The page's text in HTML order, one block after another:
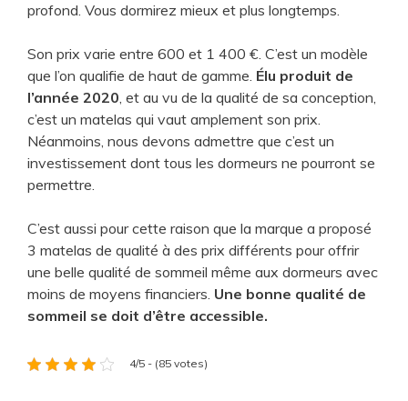
profond. Vous dormirez mieux et plus longtemps.
Son prix varie entre 600 et 1 400 €. C’est un modèle
que l’on qualifie de haut de gamme. Élu produit de
l’année 2020, et au vu de la qualité de sa conception,
c’est un matelas qui vaut amplement son prix.
Néanmoins, nous devons admettre que c’est un
investissement dont tous les dormeurs ne pourront se
permettre.
C’est aussi pour cette raison que la marque a proposé
3 matelas de qualité à des prix différents pour offrir
une belle qualité de sommeil même aux dormeurs avec
moins de moyens financiers. Une bonne qualité de
sommeil se doit d’être accessible.
4/5 - (85 votes)